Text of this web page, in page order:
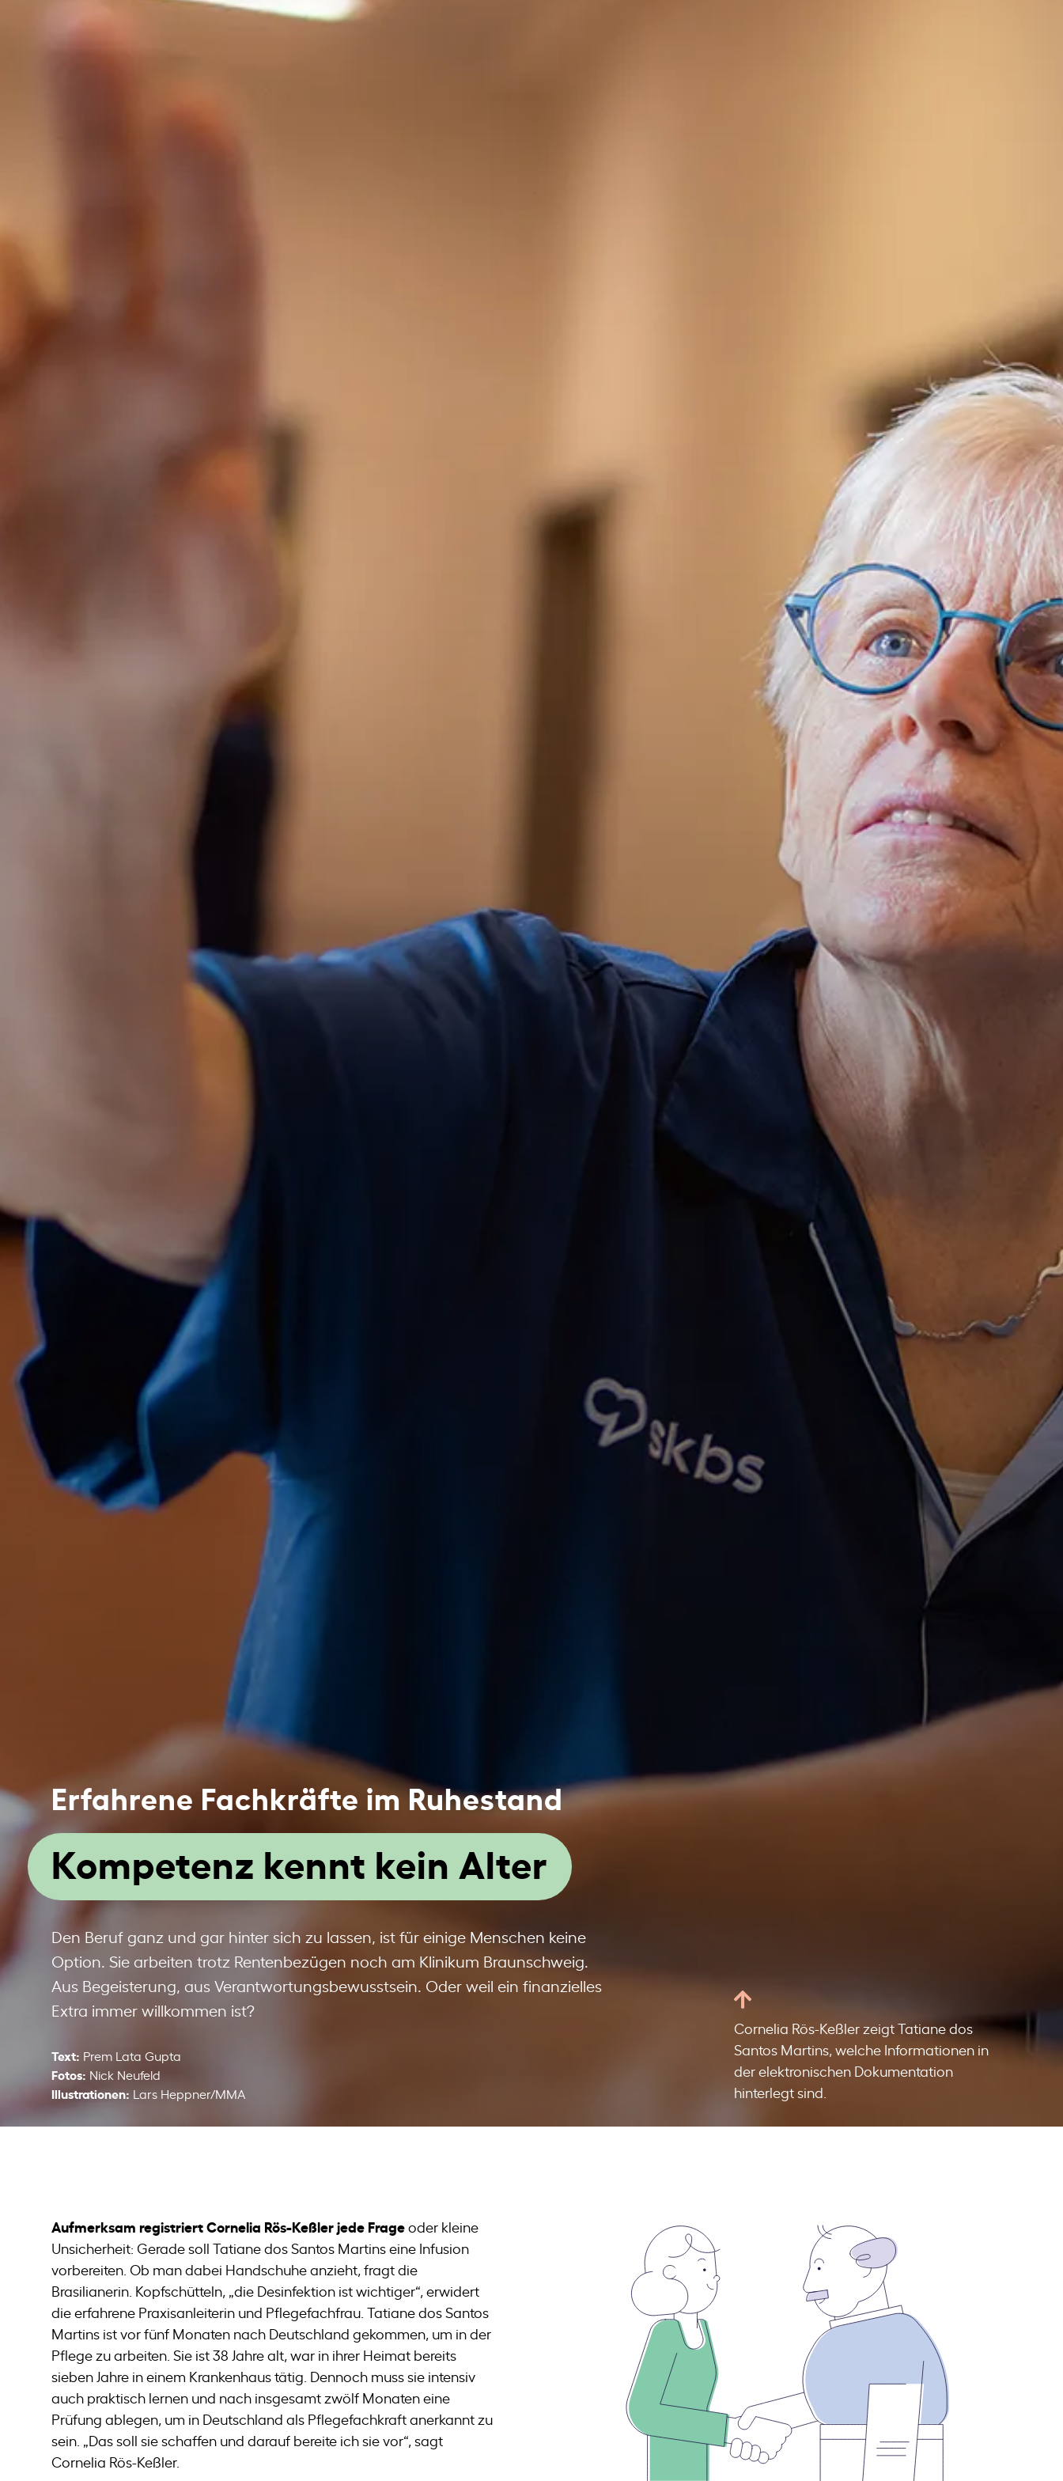
Erfahrene Fachkräfte im Ruhestand
Kompetenz kennt kein Alter
Den Beruf ganz und gar hinter sich zu lassen, ist für einige Menschen keine
Option. Sie arbeiten trotz Rentenbezügen noch am Klinikum Braunschweig.
Aus Begeisterung, aus Verantwortungsbewusstsein. Oder weil ein finanzielles
Extra immer willkommen ist?
Text: Prem Lata Gupta
Fotos: Nick Neufeld
Illustrationen: Lars Heppner/MMA
Cornelia Rös-Keßler zeigt Tatiane dos
Santos Martins, welche Informationen in
der elektronischen Dokumentation
hinterlegt sind.
Aufmerksam registriert Cornelia Rös-Keßler jede Frageoder kleine
Unsicherheit: Gerade soll Tatiane dos Santos Martins eine Infusion
vorbereiten. Ob man dabei Handschuhe anzieht, fragt die
Brasilianerin. Kopfschütteln, „die Desinfektion ist wichtiger“, erwidert
die erfahrene Praxisanleiterin und Pflegefachfrau. Tatiane dos Santos
Martins ist vor fünf Monaten nach Deutschland gekommen, um in der
Pflege zu arbeiten. Sie ist 38 Jahre alt, war in ihrer Heimat bereits
sieben Jahre in einem Krankenhaus tätig. Dennoch muss sie intensiv
auch praktisch lernen und nach insgesamt zwölf Monaten eine
Prüfung ablegen, um in Deutschland als Pflegefachkraft anerkannt zu
sein. „Das soll sie schaffen und darauf bereite ich sie vor“, sagt
Cornelia Rös-Keßler.